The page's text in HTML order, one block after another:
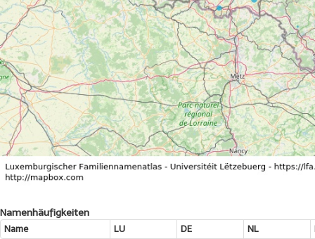
Namenhäufigkeiten
Name LU DE NL